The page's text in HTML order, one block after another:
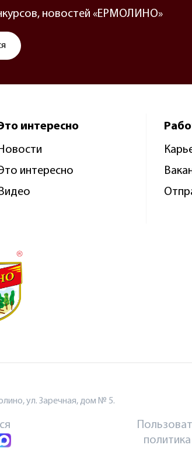
новостей «ЕРМОЛИНО»
интересно
интересно
ул. Заречная, дом № 5.